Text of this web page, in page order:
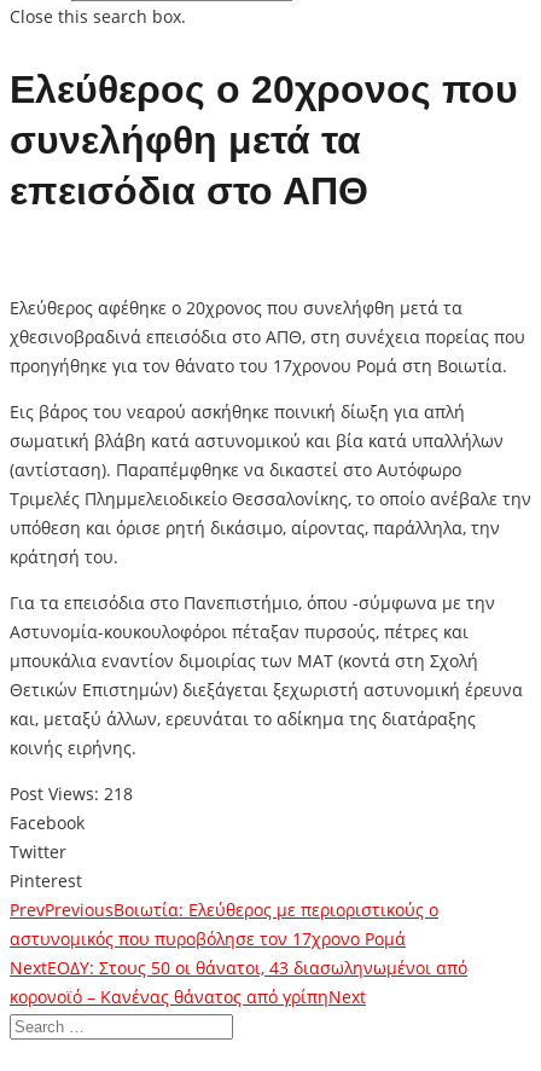
Close this search box.
Ελεύθερος ο 20χρονος που
συνελήφθη μετά τα
επεισόδια στο ΑΠΘ
Ελεύθερος αφέθηκε ο 20χρονος που συνελήφθη μετά τα
χθεσινοβραδινά επεισόδια στο ΑΠΘ, στη συνέχεια πορείας που
προηγήθηκε για τον θάνατο του 17χρονου Ρομά στη Βοιωτία.
Εις βάρος του νεαρού ασκήθηκε ποινική δίωξη για απλή
σωματική βλάβη κατά αστυνομικού και βία κατά υπαλλήλων
(αντίσταση). Παραπέμφθηκε να δικαστεί στο Αυτόφωρο
Τριμελές Πλημμελειοδικείο Θεσσαλονίκης, το οποίο ανέβαλε την
υπόθεση και όρισε ρητή δικάσιμο, αίροντας, παράλληλα, την
κράτησή του.
Για τα επεισόδια στο Πανεπιστήμιο, όπου -σύμφωνα με την
Αστυνομία-κουκουλοφόροι πέταξαν πυρσούς, πέτρες και
μπουκάλια εναντίον διμοιρίας των ΜΑΤ (κοντά στη Σχολή
Θετικών Επιστημών) διεξάγεται ξεχωριστή αστυνομική έρευνα
και, μεταξύ άλλων, ερευνάται το αδίκημα της διατάραξης
κοινής ειρήνης.
Post Views: 218
Facebook
Twitter
Pinterest
PrevPreviousΒοιωτία: Ελεύθερος με περιοριστικούς ο
αστυνομικός που πυροβόλησε τον 17χρονο Ρομά
NextΕΟΔΥ: Στους 50 οι θάνατοι, 43 διασωληνωμένοι από
κορoνοϊό – Κανένας θάνατος από γρίπηNext